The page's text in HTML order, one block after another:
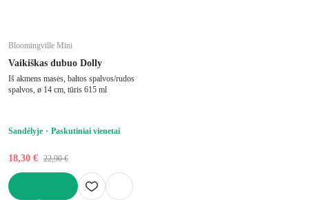
Bloomingville Mini
Vaikiškas dubuo Dolly
Iš akmens masės, baltos spalvos/rudos
spalvos, ø 14 cm, tūris 615 ml
Sandėlyje Paskutiniai vienetai
18,30 € 22,90 €